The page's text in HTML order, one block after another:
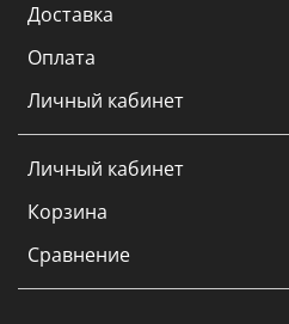
Доставка
Оплата
Личный кабинет
Личный кабинет
Корзина
Сравнение